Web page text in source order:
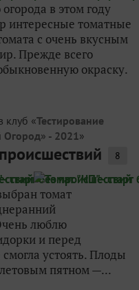
в этом году
интересные томатные
с очень вкусным
Прежде всего
окраску.
клуб «Тестирование
Огород» - 2021»
8
томат
люблю
и перед
устоять. Плоды
пятном —...